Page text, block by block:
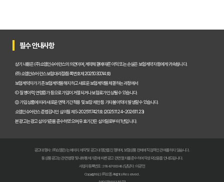
펫보험비교사이트, 평점만 보고 고르면 후회? 진짜 중요한 차이점은?
펫보험비교사이트, A사와 B사 어디가 더 유리할까?
펫보험비교사이트 이용 전 필수! 놓치면 후회할 3가지 체크리스트
펫보험비교사이트, 내 반려동물에게 꼭 맞는 선택 기준은?
펫보험비교사이트 현명하게 고르는 법: 보장 범위별 주요 서비스 비교 분석
필수 안내사항
상기 내용은 (주)쇼엠인슈어런스의 의견이며, 계약체결에 따른 이익 또는 손실은 보험계약자 등에게 귀속됩니다.
(주)쇼엠인슈어런스 보험대리점(등록번호 제2025030014호)
보험계약자가 기존 보험계약을 해지하고 새로운 보험계약을 체결하는 과정에서
① 질병이력, 연령증가 등으로 가입이 거절되거나 보험료가 인상될 수 있습니다.
② 가입 상품에 따라 새로운 면책기간 적용 및 보장 제한 등 기타 불이익이 발생할 수 있습니다.
쇼엠인슈어런스 준법감시인 심의필 제S-2025117421호 (2025.11.24~2026.11.23)
본 광고는 광고심의기준을 준수하였으며, 유효기간은 심의일로부터 1년입니다.
광고대행사 : ㈜쇼엠은/는 페이지 제작 및 광고 대행만을 진행하며, 보험상품 판매에 직접적인 관여를 하지 않습니다.
동 상품광고는 관련 법령 및 내부통제기준에 따른 광고 관련 절차를 준수하여 작성되었음을 안내드립니다.
사업자등록번호 : 318-87-00348 | 담당자 : 이광헌
Copyright (c) ㈜쇼엠 All rights Reserved.